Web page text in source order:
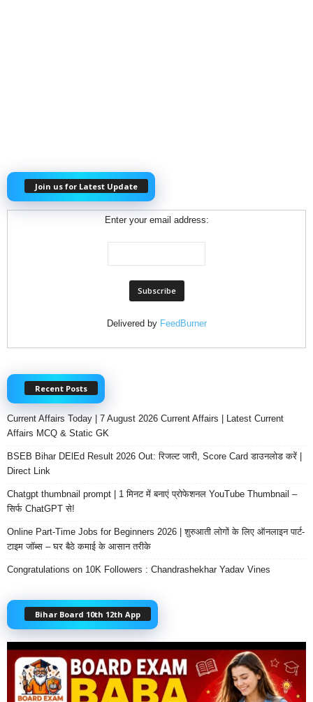
Join us for Latest Update
Enter your email address:
Delivered by FeedBurner
Recent Posts
Current Affairs Today | 7 August 2026 Current Affairs | Latest Current
Affairs MCQ & Static GK
BSEB Bihar DElEd Result 2026 Out: रिजल्ट जारी, Score Card डाउनलोड करें |
Direct Link
Chatgpt thumbnail prompt | 1 मिनट में बनाएं प्रोफेशनल YouTube Thumbnail –
सिर्फ ChatGPT से!
Online Part-Time Jobs for Beginners 2026 | शुरुआती लोगों के लिए ऑनलाइन पार्ट-
टाइम जॉब्स – घर बैठे कमाई के आसान तरीके
Congratulations on 10K Followers : Chandrashekhar Yadav Vines
Bihar Board 10th 12th App